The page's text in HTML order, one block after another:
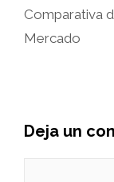
Comparativa
Mercado
Deja un